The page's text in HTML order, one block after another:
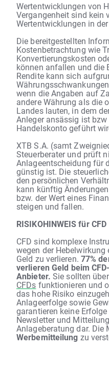
Wertentwicklungen von
Vergangenheit sind kein
Wertentwicklungen in
Die bereitgestellten
Kostenbetrachtung wie
Konvertierungskosten
können anfallen und die
Rendite kann sich
wenn die Angaben auf
andere Währung als die
Landes lauten, in dem
Anleger ansässig ist
Handelskonto geführt
XTB S.A. (samt
Steuerberater und prüft
Anlageentscheidung für
günstig ist. Die
den persönlichen
kann künftig
bzw. der Wert eines
steigen und fallen.
RISIKOHINWEIS für CFD
CFD sind komplexe
wegen der
Geld zu verlieren. 77%
verlieren Geld beim
Anbieter. Sie sollten
CFDs funktionieren und
das hohe Risiko
Anlageerfolge sowie
garantieren keine
Newsletter und
Anlageberatung dar.
Werbemitteilung zu